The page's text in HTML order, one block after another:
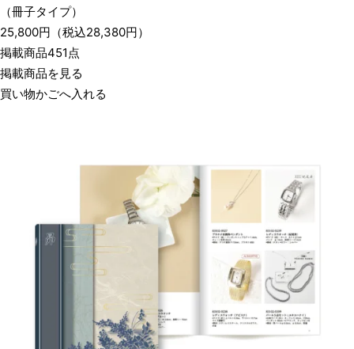
（冊子タイプ）
25,800円 （税込28,380円）
掲載商品451点
掲載商品を見る
買い物かごへ入れる